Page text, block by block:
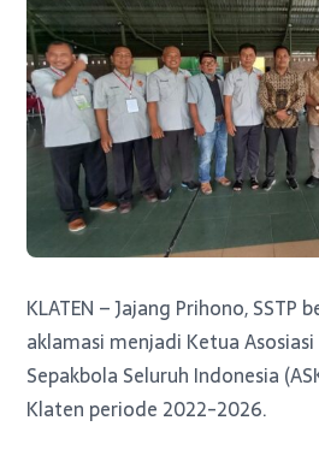
KLATEN – Jajang Prihono, SSTP
aklamasi menjadi Ketua
Sepakbola Seluruh Indonesia
Klaten periode 2022-2026.